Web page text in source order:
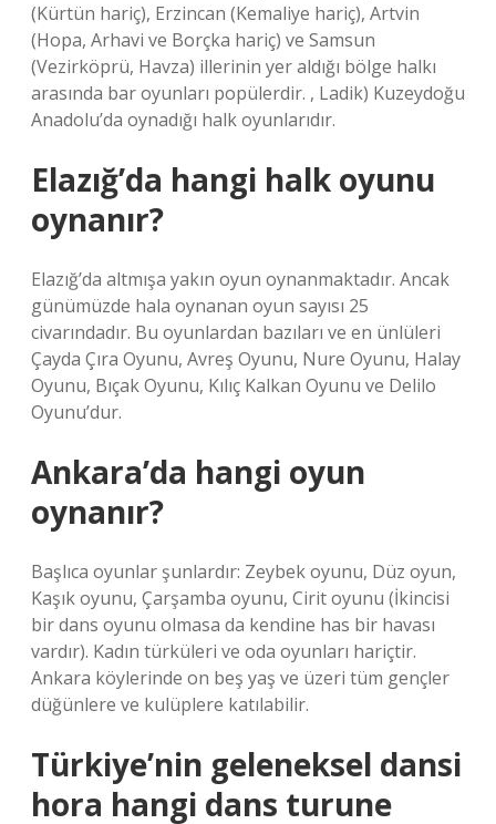
(Kürtün hariç), Erzincan (Kemaliye hariç), Artvin
(Hopa, Arhavi ve Borçka hariç) ve Samsun
(Vezirköprü, Havza) illerinin yer aldığı bölge halkı
arasında bar oyunları popülerdir. , Ladik) Kuzeydoğu
Anadolu’da oynadığı halk oyunlarıdır.
Elazığ’da hangi halk oyunu
oynanır?
Elazığ’da altmışa yakın oyun oynanmaktadır. Ancak
günümüzde hala oynanan oyun sayısı 25
civarındadır. Bu oyunlardan bazıları ve en ünlüleri
Çayda Çıra Oyunu, Avreş Oyunu, Nure Oyunu, Halay
Oyunu, Bıçak Oyunu, Kılıç Kalkan Oyunu ve Delilo
Oyunu’dur.
Ankara’da hangi oyun
oynanır?
Başlıca oyunlar şunlardır: Zeybek oyunu, Düz oyun,
Kaşık oyunu, Çarşamba oyunu, Cirit oyunu (İkincisi
bir dans oyunu olmasa da kendine has bir havası
vardır). Kadın türküleri ve oda oyunları hariçtir.
Ankara köylerinde on beş yaş ve üzeri tüm gençler
düğünlere ve kulüplere katılabilir.
Türkiye’nin geleneksel dansi
hora hangi dans turune